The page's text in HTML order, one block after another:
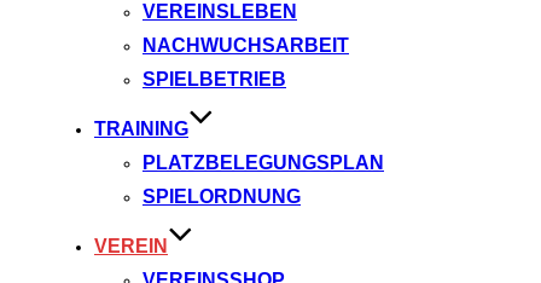
VEREINSLEBEN
NACHWUCHSARBEIT
SPIELBETRIEB
TRAINING
PLATZBELEGUNGSPLAN
SPIELORDNUNG
VEREIN